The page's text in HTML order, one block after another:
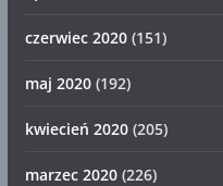
czerwiec 2020(151)
maj 2020(192)
kwiecień 2020(205)
marzec 2020(226)